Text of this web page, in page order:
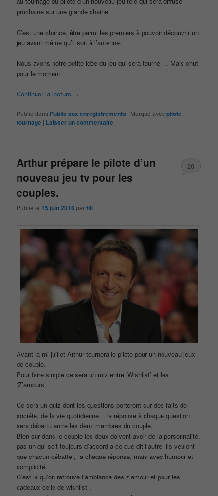
prochaine sur une grande chaine.
C’est une chance, être parmi les premiers à pouvoir découvrir un
jeu avant même qu’il soit à l’antenne.
Nous avons notre petite idée du jeu qui sera tourné … Mais chut
pour le moment
Continuer la lecture →
Publié dans Public aux enregistrements | Marqué avecpilote
tournage | Laisser un commentaire
Arthur prépare le pilote d’un
nouveau jeu tv pour les
couples.
Publié le 15 juin 2016 partiti
20
Avant la mi-juillet Arthur tournera le pilote pour un nouveau jeux
de couple.
Pour faire simple ce sera un mix entre ‘Wishlist’ et les
‘Z’amours’.
Ce sera un quiz dont les questions porteront sur des faits de
société, de la vie quotidienne… la réponse à chaque question
sera débattu entre les deux membres du couple.
Bien sur dans le couple les deux doivent avoir de la personnalité,
pas un qui soit toujours d’accord a ce que dit l’autre, ils veulent
que chacun débatte , a chaque réponse, mais avec humour et
complicité.
C’est là qu’on retrouve l’ambiance des z’amour et pour les
cadeaux celle de wishlist ,